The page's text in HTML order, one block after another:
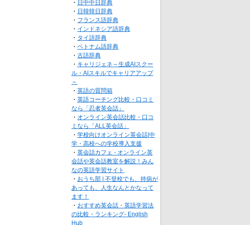
・ 日中中日辞典
・ 日韓韓日辞典
・ フランス語辞典
・ インドネシア語辞典
・ タイ語辞典
・ ベトナム語辞典
・ 古語辞典
・ キャリジェネ～生成AIスクー
ル・AIスキルでキャリアアップ
～
・ 英語の質問箱
・ 英語コーチング比較・口コミ
なら「忍者英会話」
・ オンライン英会話比較・口コ
ミなら「ALL英会話」
・ 学校向けオンライン英会話|中
学・高校への学校導入支援
・ 英会話カフェ - オンライン英
会話や英会話教室を解説！みん
なの英語学習サイト
・ おうち部 | 不登校でも、持病が
あっても、人生なんとかなって
ます！
・ おすすめ英会話・英語学習法
の比較・ランキング- English
Hub